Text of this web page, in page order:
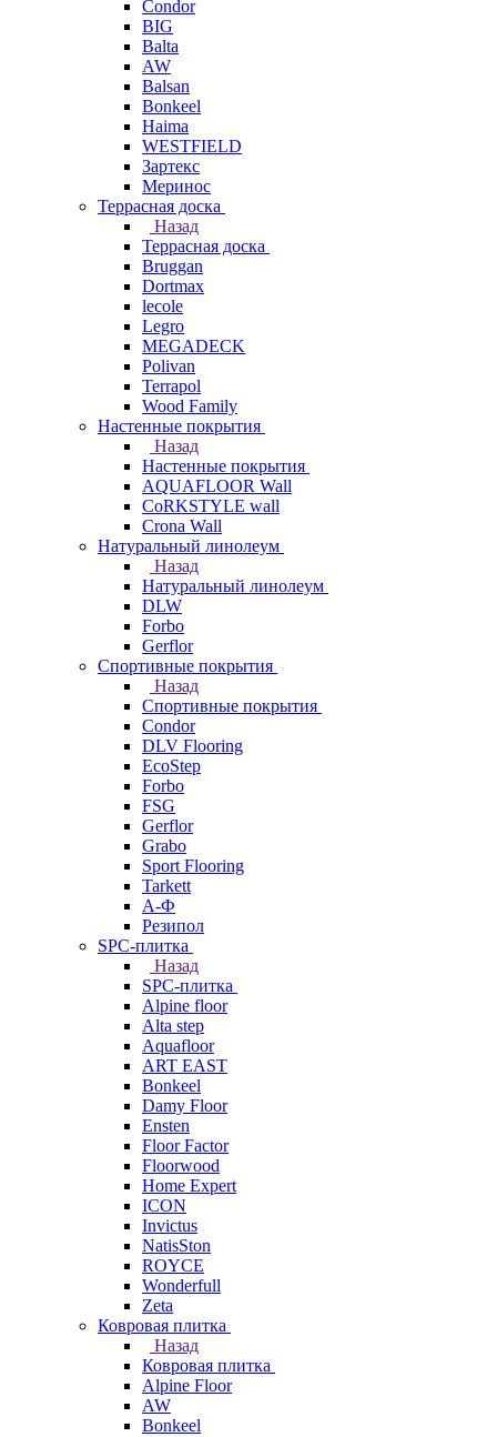
Condor
BIG
Balta
AW
Balsan
Bonkeel
Haima
WESTFIELD
Зартекс
Меринос
Террасная доска
Назад
Террасная доска
Bruggan
Dortmax
lecole
Legro
MEGADECK
Polivan
Terrapol
Wood Family
Настенные покрытия
Назад
Настенные покрытия
AQUAFLOOR Wall
CoRKSTYLE wall
Crona Wall
Натуральный линолеум
Назад
Натуральный линолеум
DLW
Forbo
Gerflor
Спортивные покрытия
Назад
Спортивные покрытия
Condor
DLV Flooring
EcoStep
Forbo
FSG
Gerflor
Grabo
Sport Flooring
Tarkett
А-Ф
Резипол
SPC-плитка
Назад
SPC-плитка
Alpine floor
Alta step
Aquafloor
ART EAST
Bonkeel
Damy Floor
Ensten
Floor Factor
Floorwood
Home Expert
ICON
Invictus
NatisSton
ROYCE
Wonderfull
Zeta
Ковровая плитка
Назад
Ковровая плитка
Alpine Floor
AW
Bonkeel